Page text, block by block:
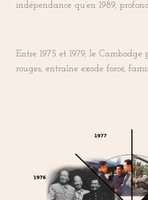
indépendance qu’en 1989,
Entre 1975 et 1979, le
rouges, entraîne exode forcé,